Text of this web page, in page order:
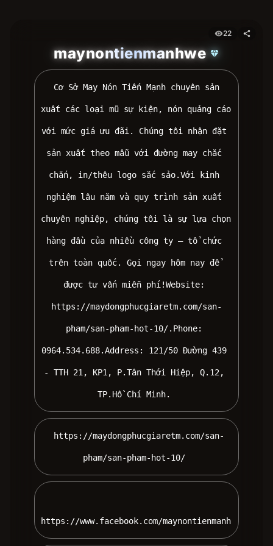
visibility22 share
maynontienmanhwediamond
xuất các loại mũ sự kiện, nón quảng cáo
với mức giá ưu đãi. Chúng tôi nhận đặt
sản xuất theo mẫu với đường may chắc
chắn, in/thêu logo sắc sảo.Với kinh
nghiệm lâu năm và quy trình sản xuất
chuyên nghiệp, chúng tôi là sự lựa chọn
hàng đầu của nhiều công ty – tổ chức
trên toàn quốc. Gọi ngay hôm nay để
được tư vấn miễn phí!Website:
https://maydongphucgiaretm.com/san-
pham/san-pham-hot-10/.Phone:
0964.534.688.Address: 121/50 Đường 439
- TTH 21, KP1, P.Tân Thới Hiệp, Q.12,
TP.Hồ Chí Minh.
pham/san-pham-hot-10/